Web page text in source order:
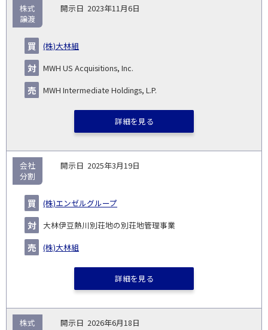
2023年11月6日
(株)大林組
MWH US Acquisitions, Inc.
MWH Intermediate Holdings, L.P.
株式
譲渡
詳細を見る
2025年3月19日
(株)エンゼルグループ
大林伊豆熱川別荘地の別荘地管理事業
(株)大林組
会社
分割
詳細を見る
2026年6月18日
株式